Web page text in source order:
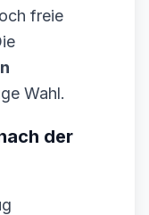
freie
Wahl.
der